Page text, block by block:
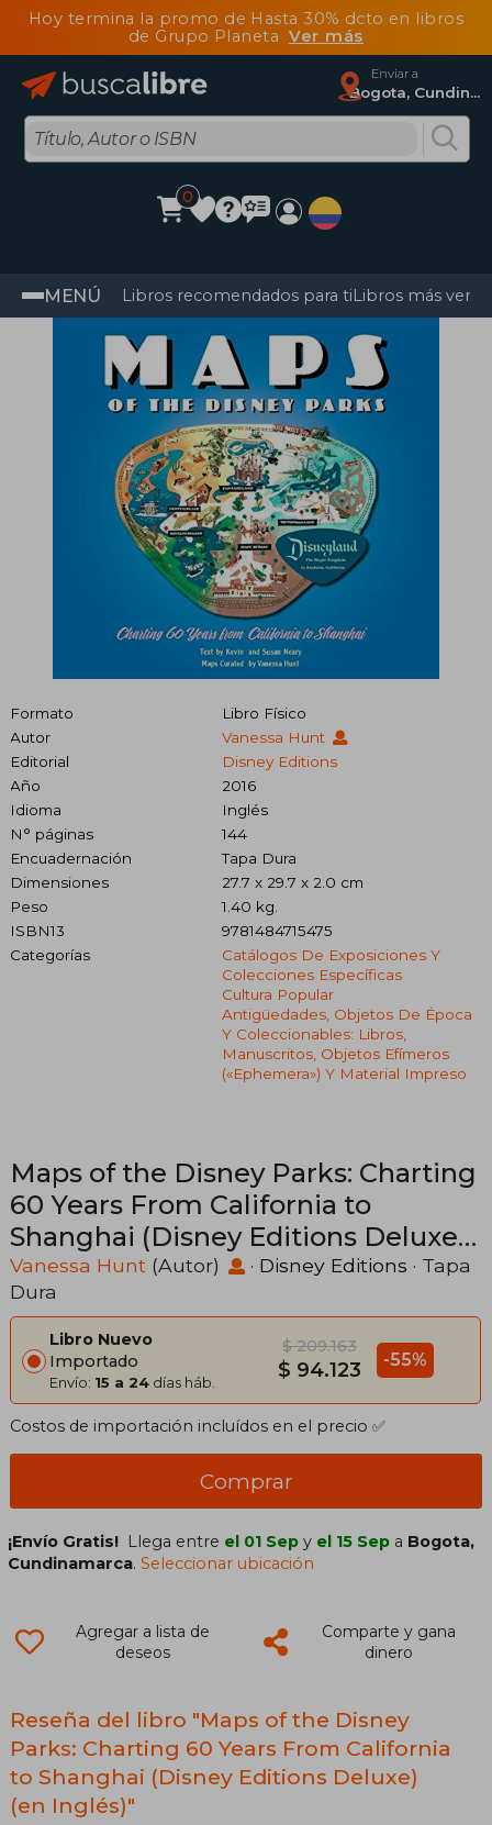
Hoy termina la promo de Hasta 30% dcto en libros
de Grupo Planeta Ver más
Enviar a
Bogota, Cundinamarca
0
MENÚ Libros recomendados para tiLibros más
Formato
Libro Físico
Autor
Vanessa Hunt
Editorial
Disney Editions
Año
2016
Idioma
Inglés
N° páginas
144
Encuadernación
Tapa Dura
Dimensiones
27.7 x 29.7 x 2.0 cm
Peso
1.40 kg.
ISBN13
9781484715475
Categorías
Catálogos De Exposiciones Y
Colecciones Específicas
Cultura Popular
Antigüedades, Objetos De Época
Y Coleccionables: Libros,
Manuscritos, Objetos Efímeros
(«ephemera») Y Material Impreso
Maps of the Disney Parks: Charting
60 Years From California to
Shanghai (Disney Editions Deluxe)
(en Inglés)
Vanessa Hunt (Autor) · Disney Editions · Tapa
Dura
Libro Nuevo
Importado
Envío: 15 a 24 días háb.
$ 209.163
$ 94.123 -55%
Costos de importación incluídos en el precio ✅
Comprar
¡Envío Gratis! Llega entre el 01 Sep y el 15 Sep a Bogota,
Cundinamarca.Seleccionar ubicación
Agregar a lista de
deseos
Comparte y gana
dinero
Reseña del libro "Maps of the Disney
Parks: Charting 60 Years From California
to Shanghai (Disney Editions Deluxe)
(en Inglés)"